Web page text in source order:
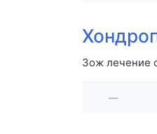
Зож лечение
—